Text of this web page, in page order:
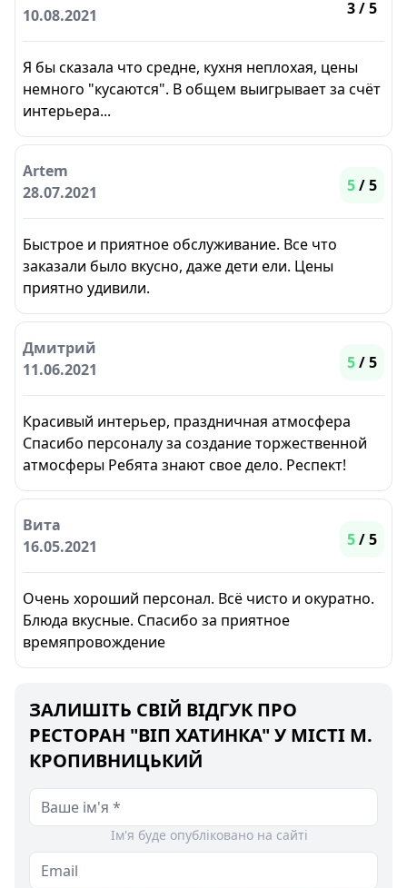
10.08.2021
3/ 5
Я бы сказала что средне, кухня неплохая, цены
немного "кусаются". В общем выигрывает за счёт
интерьера...
Artem
28.07.2021
5/ 5
Быстрое и приятное обслуживание. Все что
заказали было вкусно, даже дети ели. Цены
приятно удивили.
Дмитрий
11.06.2021
5/ 5
Красивый интерьер, праздничная атмосфера
Спасибо персоналу за создание торжественной
атмосферы Ребята знают свое дело. Респект!
Вита
16.05.2021
5/ 5
Очень хороший персонал. Всё чисто и окуратно.
Блюда вкусные. Спасибо за приятное
времяпровождение
ЗАЛИШІТЬ СВІЙ ВІДГУК ПРО
РЕСТОРАН "ВІП ХАТИНКА" У МІСТІ М.
КРОПИВНИЦЬКИЙ
Ім'я буде опубліковано на сайті